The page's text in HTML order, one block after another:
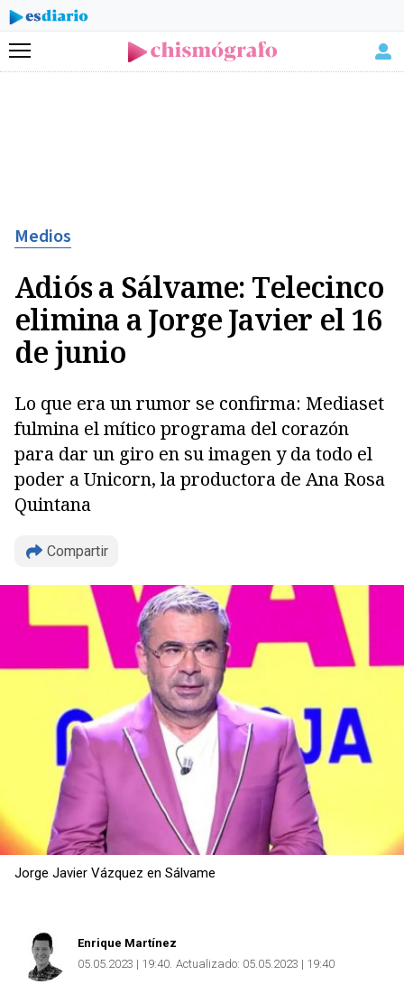
Menú
Medios
Adiós a Sálvame: Telecinco
elimina a Jorge Javier el 16
de junio
Lo que era un rumor se confirma: Mediaset
fulmina el mítico programa del corazón
para dar un giro en su imagen y da todo el
poder a Unicorn, la productora de Ana Rosa
Quintana
Compartir
Copiar
Jorge Javier Vázquez en Sálvame
Enrique Martínez
05.05.2023 | 19:40 Actualizado: 05.05.2023 | 19:40